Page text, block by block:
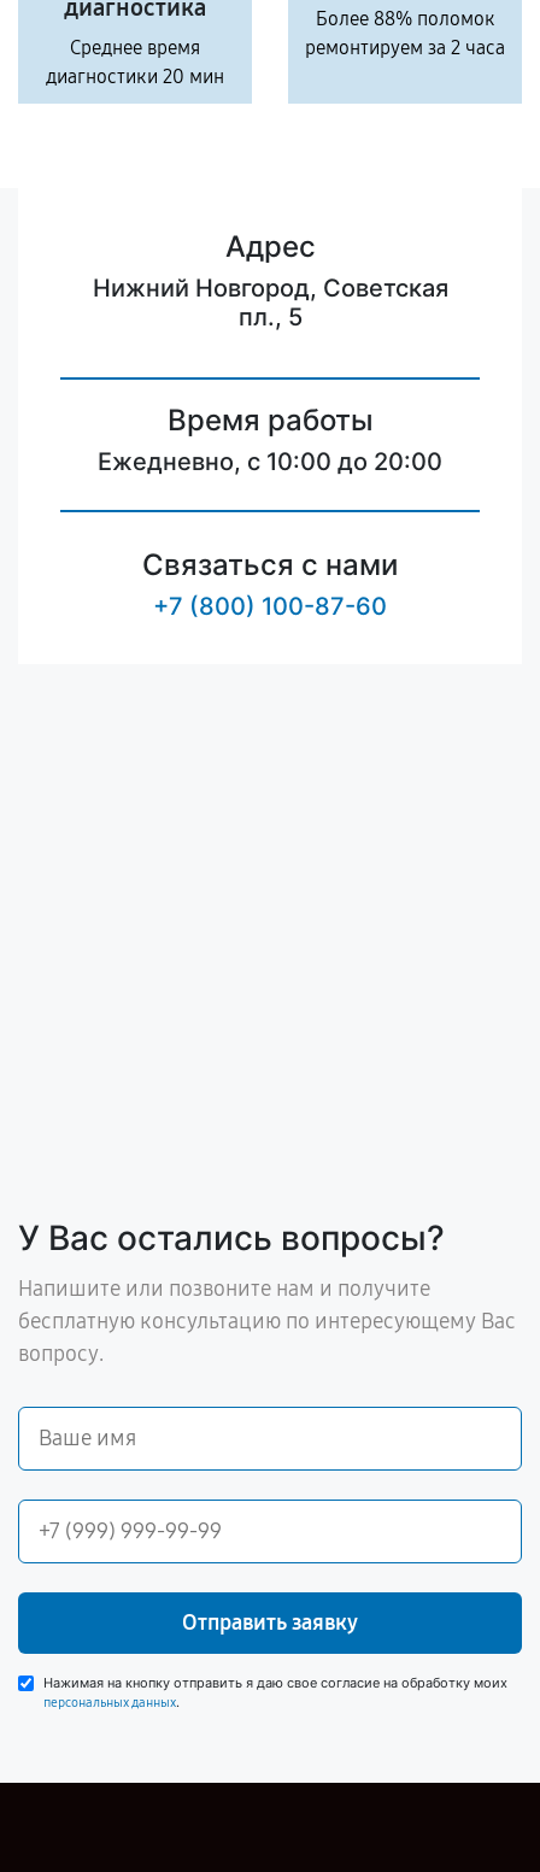
диагностика
Среднее время
диагностики 20 мин
Более 88% поломок
ремонтируем за 2 часа
Адрес
Нижний Новгород, Советская
пл., 5
Время работы
Ежедневно, с 10:00 до 20:00
Связаться с нами
+7 (800) 100-87-60
У Вас остались вопросы?
Напишите или позвоните нам и получите
бесплатную консультацию по интересующему Вас
вопросу.
Отправить заявку
Нажимая на кнопку отправить я даю свое согласие на обработку моих
персональных данных.